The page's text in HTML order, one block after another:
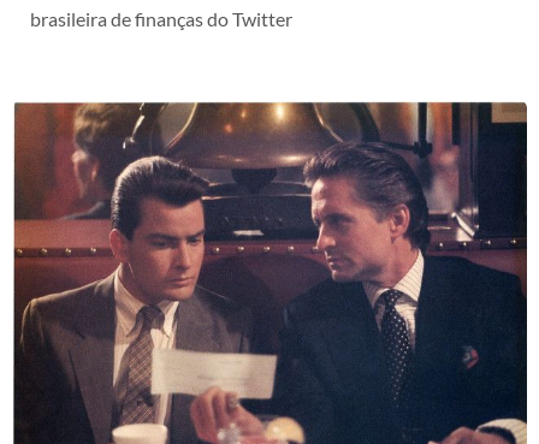
brasileira de finanças do Twitter